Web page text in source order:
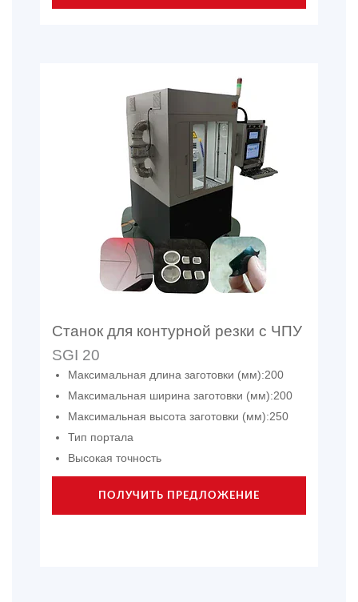
Станок для контурной резки с ЧПУ
SGI 20
Максимальная длина заготовки (мм):200
Максимальная ширина заготовки (мм):200
Максимальная высота заготовки (мм):250
Тип портала
Высокая точность
ПОЛУЧИТЬ ПРЕДЛОЖЕНИЕ